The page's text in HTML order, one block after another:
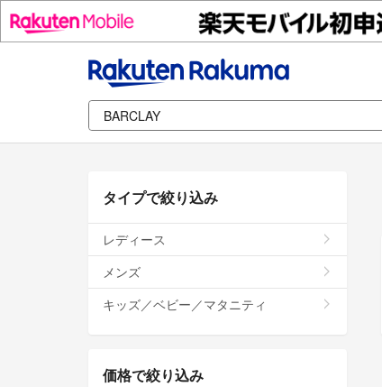
タイプで絞り込み
レディース
メンズ
キッズ／ベビー／マタニティ
価格で絞り込み